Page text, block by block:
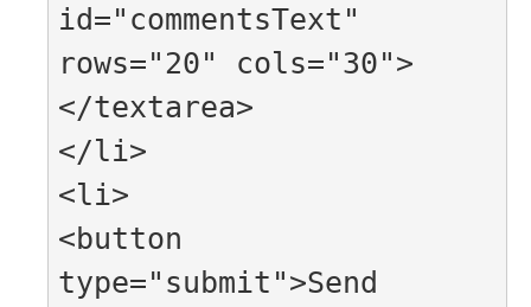
id="commentsText"
rows="20" cols="30">
</textarea>
</li>
<li>
<button
type="submit">Send